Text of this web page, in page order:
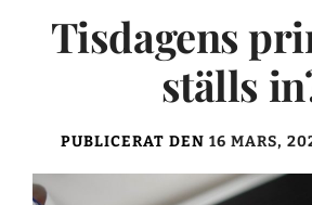
Tisdagens
ställs
PUBLICERAT DEN 16 MARS,